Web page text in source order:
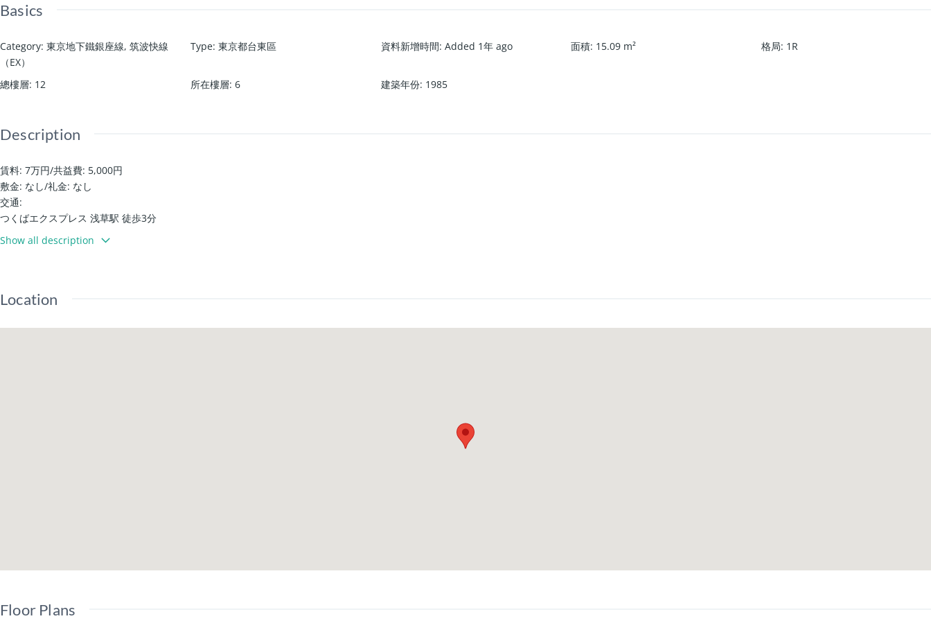
Basics
Category: 東京地下鐵銀座線, 筑波快線
（EX）
Type: 東京都台東區 資料新增時間: Added 1年 ago 面積: 15.09 m² 格局: 1R
總樓層: 12 所在樓層: 6 建築年份: 1985
Description
賃料: 7万円/共益費: 5,000円
敷金: なし/礼金: なし
交通:
つくばエクスプレス 浅草駅 徒歩3分
東京メトロ銀座線 田原町駅 徒歩9分
洗衣機放置區 / 陽台
Show all description
Location
Floor Plans